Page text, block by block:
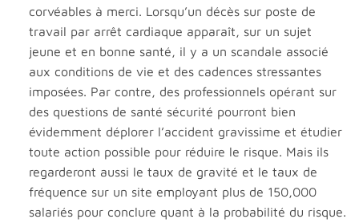
corvéables à merci. Lorsqu’un décès sur poste de
travail par arrêt cardiaque apparaît, sur un sujet
jeune et en bonne santé, il y a un scandale associé
aux conditions de vie et des cadences stressantes
imposées. Par contre, des professionnels opérant sur
des questions de santé sécurité pourront bien
évidemment déplorer l’accident gravissime et étudier
toute action possible pour réduire le risque. Mais ils
regarderont aussi le taux de gravité et le taux de
fréquence sur un site employant plus de 150,000
salariés pour conclure quant à la probabilité du risque.